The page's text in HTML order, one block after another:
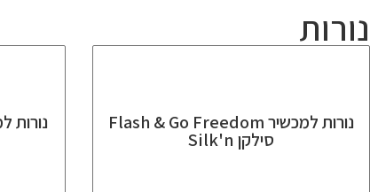
נורות
נורות למכשיר Flash & Go Freedom
סילקן Silk'n